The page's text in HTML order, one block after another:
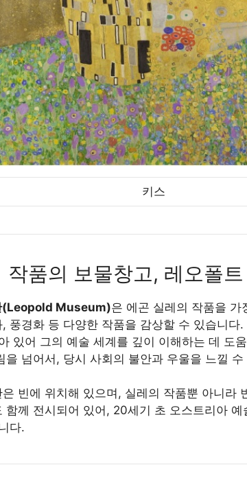
키스
작품의 보물창고, 레오폴
(Leopold Museum)은 에곤 실레의 작품을 가
풍경화 등 다양한 작품을 감상할 수 있습니다
있어 그의 예술 세계를 깊이 이해하는 데 도
을 넘어서, 당시 사회의 불안과 우울을 느낄
빈에 위치해 있으며, 실레의 작품뿐 아니라
함께 전시되어 있어, 20세기 초 오스트리아
다.